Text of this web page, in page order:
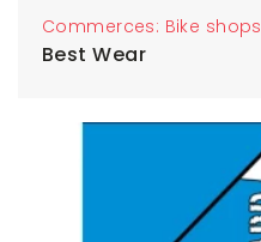
Commerces: Bike shops
Best Wear